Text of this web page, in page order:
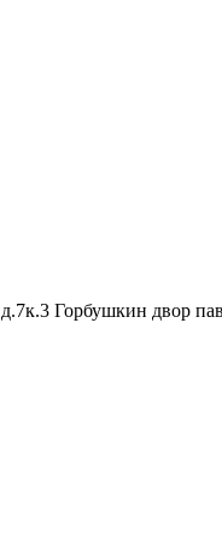
Горбушкин двор